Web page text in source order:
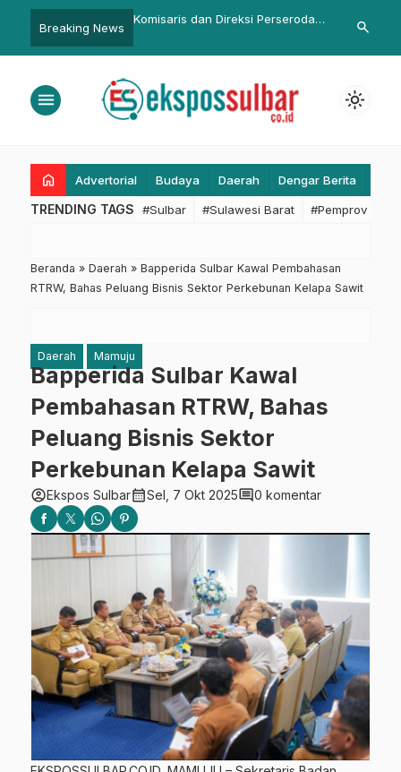
Breaking News
Dilantik, Akmal: Gali
Kafilah Sulbar Ikuti Pembukaan
Momen Kebanggaan untuk
Dinkes
search
menu light_mode
home Advertorial Budaya Daerah Dengar Berita
TRENDING TAGS #Sulbar #Sulawesi Barat #Pemprov
Beranda » Daerah » Bapperida Sulbar Kawal Pembahasan
RTRW, Bahas Peluang Bisnis Sektor Perkebunan Kelapa Sawit
Daerah Mamuju
Bapperida Sulbar Kawal
Pembahasan RTRW, Bahas
Peluang Bisnis Sektor
Perkebunan Kelapa Sawit
account_circleEkspos Sulbarcalendar_monthSel, 7 Okt 2025comment0 komentar